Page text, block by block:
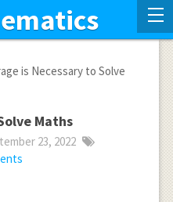
is Necessary to Solve
Maths
23, 2022